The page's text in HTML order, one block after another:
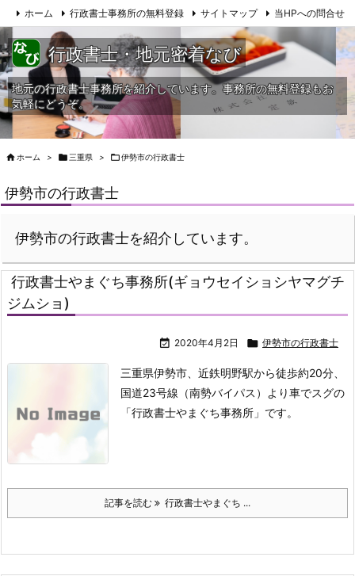
ホーム 行政書士事務所の無料登録 サイトマップ 当HPへの問合せ
行政書士・地元密着なび
地元の行政書士事務所を紹介しています。事務所の無料登録もお
気軽にどうぞ。
 ホーム >  三重県 > 伊勢市の行政書士
伊勢市の行政書士
伊勢市の行政書士を紹介しています。
行政書士やまぐち事務所(ギョウセイショシヤマグチ
ジムショ)
 2020年4月2日  伊勢市の行政書士
三重県伊勢市、近鉄明野駅から徒歩約20分、
国道23号線（南勢バイパス）より車でスグの
「行政書士やまぐち事務所」です。
記事を読む 行政書士やまぐち ...